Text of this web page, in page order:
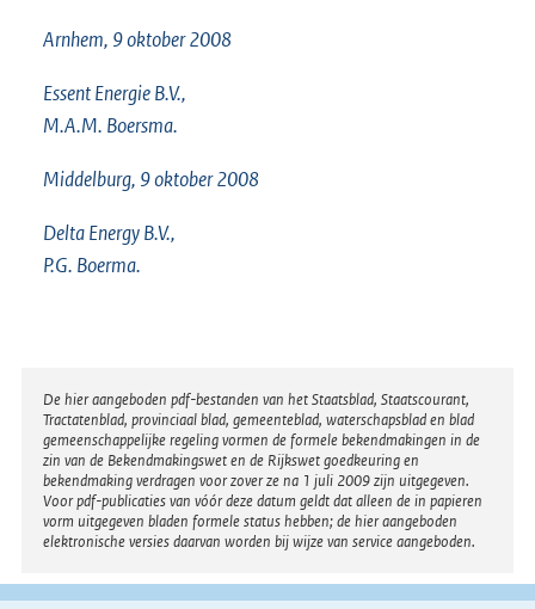
Arnhem, 9 oktober 2008
Essent Energie B.V.,
M.A.M. Boersma.
Middelburg, 9 oktober 2008
Delta Energy B.V.,
P.G. Boerma.
Disclaimer
De hier aangeboden pdf-bestanden van het Staatsblad, Staatscourant,
Tractatenblad, provinciaal blad, gemeenteblad, waterschapsblad en blad
gemeenschappelijke regeling vormen de formele bekendmakingen in de
zin van de Bekendmakingswet en de Rijkswet goedkeuring en
bekendmaking verdragen voor zover ze na 1 juli 2009 zijn uitgegeven.
Voor pdf-publicaties van vóór deze datum geldt dat alleen de in papieren
vorm uitgegeven bladen formele status hebben; de hier aangeboden
elektronische versies daarvan worden bij wijze van service aangeboden.